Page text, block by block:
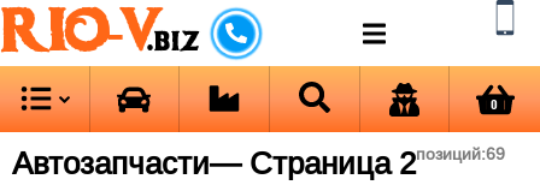
RIO-V.biz
0
Автозапчасти— Страница 2позиций:69